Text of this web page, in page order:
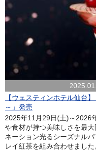
【ウェスティンホテル仙台
～」発売
2025年11月29日(土)～2026
や食材が持つ美味しさを最
ネーション光るシーズナル
レイ紅茶を組み合わせまし